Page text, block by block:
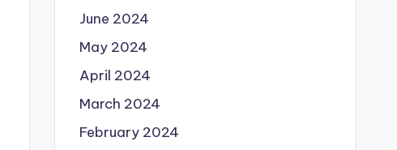
June 2024
May 2024
April 2024
March 2024
February 2024